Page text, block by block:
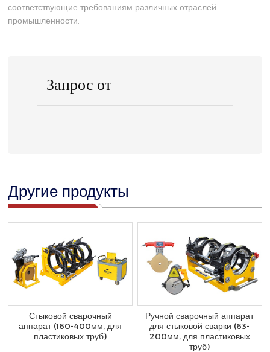
соответствующие требованиям различных отраслей
промышленности.
Запрос от
Другие продукты
Стыковой сварочный
аппарат (160-400мм, для
пластиковых труб)
Ручной сварочный аппарат
для стыковой сварки (63-
200мм, для пластиковых
труб)